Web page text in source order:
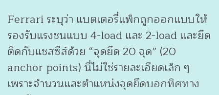
Ferrari ระบุว่า แบตเตอรี่แพ็กถูกออกแบบให้
รองรับแรงชนแบบ 4-load และ 2-load และยึด
ติดกับแชสซีส์ด้วย “จุดยึด 20 จุด” (20
anchor points) นี่ไม่ใช่รายละเอียดเล็ก ๆ
เพราะจำนวนและตำแหน่งจุดยึดบอกทิศทาง